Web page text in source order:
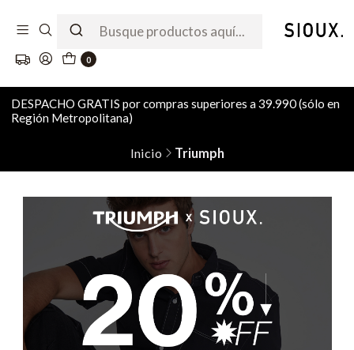
0
DESPACHO GRATIS por compras superiores a 39.990 (sólo en
Región Metropolitana)
Inicio Triumph